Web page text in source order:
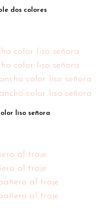
dos colores
liso señora